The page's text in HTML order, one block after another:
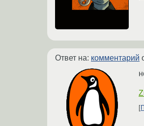
Ответ на: комментарий